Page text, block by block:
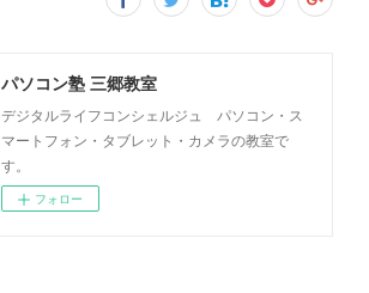
パソコン塾 三郷教室
デジタルライフコンシェルジュ パソコン・ス
マートフォン・タブレット・カメラの教室で
す。
フォロー